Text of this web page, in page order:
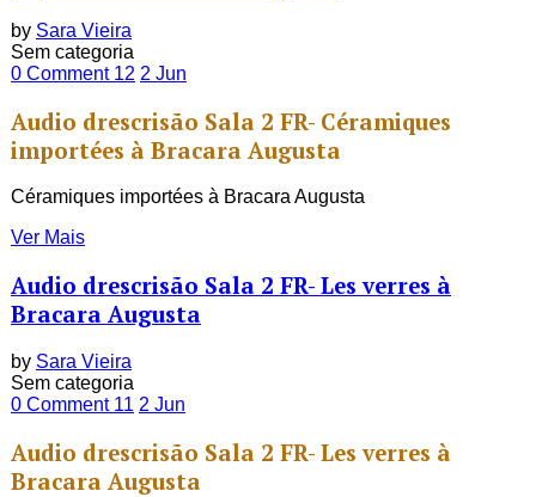
by Sara Vieira
Sem categoria
0 Comment 12 2 Jun
Audio drescrisão Sala 2 FR- Céramiques
importées à Bracara Augusta
Céramiques importées à Bracara Augusta
Ver Mais
Audio drescrisão Sala 2 FR- Les verres à
Bracara Augusta
by Sara Vieira
Sem categoria
0 Comment 11 2 Jun
Audio drescrisão Sala 2 FR- Les verres à
Bracara Augusta